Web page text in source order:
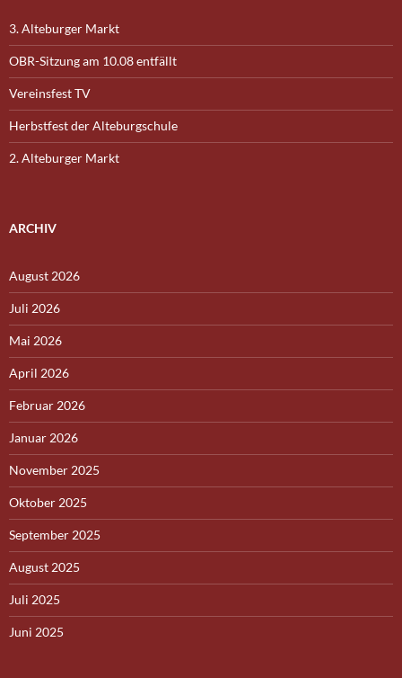
3. Alteburger Markt
OBR-Sitzung am 10.08 entfällt
Vereinsfest TV
Herbstfest der Alteburgschule
2. Alteburger Markt
ARCHIV
August 2026
Juli 2026
Mai 2026
April 2026
Februar 2026
Januar 2026
November 2025
Oktober 2025
September 2025
August 2025
Juli 2025
Juni 2025